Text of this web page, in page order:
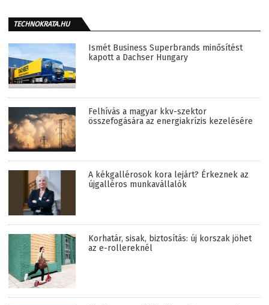
TECHNOKRATA.HU
Ismét Business Superbrands minősítést
kapott a Dachser Hungary
Felhívás a magyar kkv-szektor
összefogására az energiakrízis kezelésére
A kékgallérosok kora lejárt? Érkeznek az
újgalléros munkavállalók
Korhatár, sisak, biztosítás: új korszak jöhet
az e-rollereknél